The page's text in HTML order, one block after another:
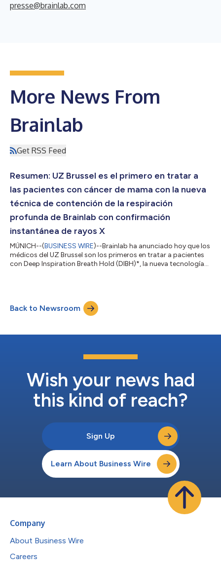
presse@brainlab.com
More News From
Brainlab
Get RSS Feed
Resumen: UZ Brussel es el primero en tratar a
las pacientes con cáncer de mama con la nueva
técnica de contención de la respiración
profunda de Brainlab con confirmación
instantánea de rayos X
MÚNICH--(BUSINESS WIRE)--Brainlab ha anunciado hoy que los
médicos del UZ Brussel son los primeros en tratar a pacientes
con Deep Inspiration Breath Hold (DIBH)*, la nueva tecnología
máxima calidad a las pacientes con cáncer de mama. *Todavía
no está disponible comercialmente en todos los países.
Póngase en contacto co...
Back to Newsroom
Wish your news had
this kind of reach?
Sign Up
Learn About Business Wire
Company
About Business Wire
Careers